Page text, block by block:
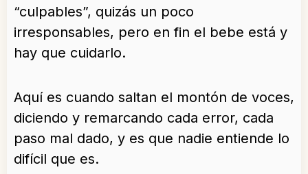
“culpables”, quizás un poco
irresponsables, pero en fin el bebe está y
hay que cuidarlo.
Aquí es cuando saltan el montón de voces,
diciendo y remarcando cada error, cada
paso mal dado, y es que nadie entiende lo
difícil que es.